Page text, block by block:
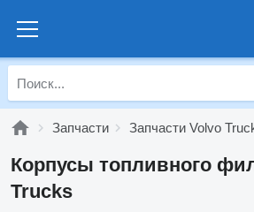
Запчасти Запчасти Volvo
Корпусы топливного
Trucks